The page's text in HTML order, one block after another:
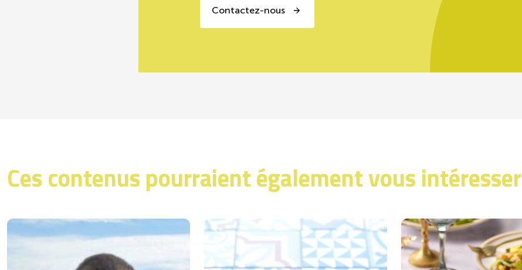
Contactez-nous
Ces contenus pourraient également vous intéresser